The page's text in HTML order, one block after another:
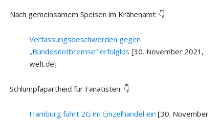
Nach gemeinsamem Speisen im Krähenamt: 👇
Verfassungsbeschwerden gegen
„Bundesnotbremse“ erfolglos [30. November 2021,
welt.de]
Schlumpfapartheid für Fanatisten: 👇
Hamburg führt 2G im Einzelhandel ein [30. November